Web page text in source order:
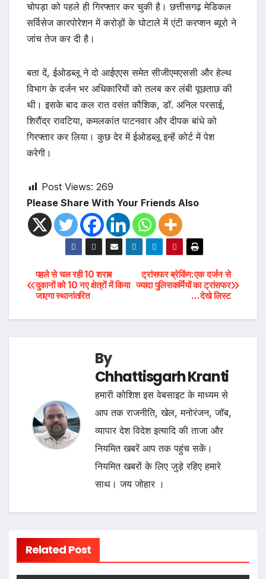
चोपड़ा को पहले ही गिरफ्तार कर चुकी है। छत्तीसगढ़ मेडिकल
सर्विसेज कारपोरेशन में करोड़ों के घोटाले में एंटी करप्शन ब्यूरो ने
जांच तेज कर दी है।
बता दें, ईओडब्लू ने दो आईएएस समेत सीजीएमएससी और हेल्थ
विभाग के दर्जन भर अधिकारियों को तलब कर लंबी पूछताछ की
थी। इसके बाद कल रात वसंत कौशिक, डॉ. अनिल परसाई,
शिरौंद्र रावटिया, कमलकांत पाटनवार और दीपक बांधे को
गिरफ्तार कर लिया। कुछ देर में ईओडब्लू इन्हें कोर्ट में पेश
करेगी।
Post Views: 269
Please Share With Your Friends Also
Post
navigation
ट्रांसफर ब्रेकिंग:एक दर्जन से
ज्यादा पुलिसकर्मियों का ट्रांसफर
…देखे लिस्ट
पहले से चल रही 10 शराब
दुकानों को 10 नए क्षेत्रों में किया
जाएगा स्थानांतरित
By
Chhattisgarh Kranti
हमारी कोशिश इस वेबसाइट के माध्यम से
आप तक राजनीति, खेल, मनोरंजन, जॉब,
व्यापार देश विदेश इत्यादि की ताजा और
नियमित खबरें आप तक पहुंच सकें।
नियमित खबरों के लिए जुड़े रहिए हमारे
साथ। जय जोहार ।
Related Post